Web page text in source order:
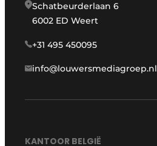
Schatbeurderlaan 6
6002 ED Weert
+31 495 450095
info@louwersmediagroep.nl
KANTOOR BELGIË